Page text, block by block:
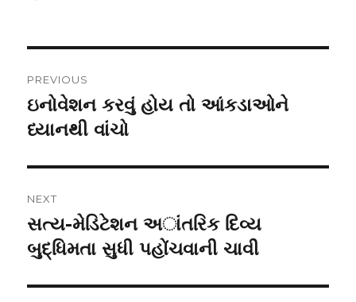
navigation
PREVIOUS
Previous
post:
ઇનોવેશન કરવું હોય તો આંકડાઓને
ધ્યાનથી વાંચો
NEXT
Next
post:
સત્ય-મેડિટેશન અાંતરિક દિવ્ય
બુદ્ધિમતા સુધી પહોંચવાની ચાવી